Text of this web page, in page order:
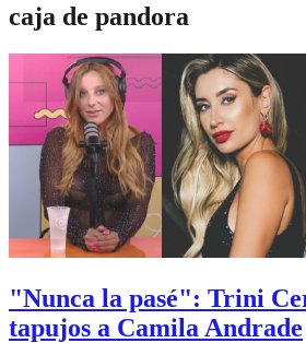
caja de pandora
"Nunca la pasé": Trini
tapujos a Camila Andrade